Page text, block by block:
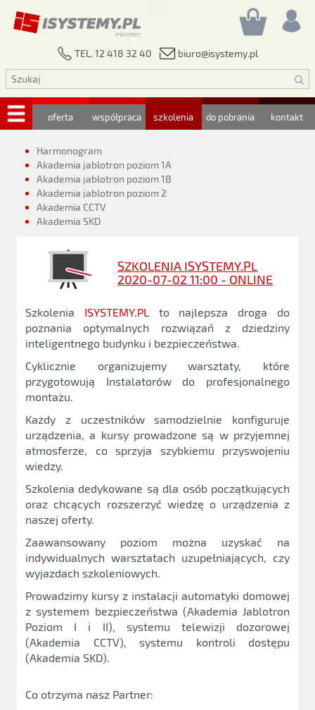
TEL. 12 418 32 40 biuro@isystemy.pl
oferta współpraca szkolenia do pobrania kontakt
Harmonogram
Akademia jablotron poziom 1A
Akademia jablotron poziom 1B
Akademia jablotron poziom 2
Akademia CCTV
Akademia SKD
SZKOLENIA ISYSTEMY.PL
2020-07-02 11:00 - ONLINE
Szkolenia ISYSTEMY.PLto najlepsza droga do
poznania optymalnych rozwiązań z dziedziny
inteligentnego budynku i bezpieczeństwa.
Cyklicznie organizujemy warsztaty, które
przygotowują Instalatorów do profesjonalnego
montażu.
Każdy z uczestników samodzielnie konfiguruje
urządzenia, a kursy prowadzone są w przyjemnej
atmosferze, co sprzyja szybkiemu przyswojeniu
wiedzy.
Szkolenia dedykowane są dla osób początkujących
oraz chcących rozszerzyć wiedzę o urządzenia z
naszej oferty.
Zaawansowany poziom można uzyskać na
indywidualnych warsztatach uzupełniających, czy
wyjazdach szkoleniowych.
Prowadzimy kursy z instalacji automatyki domowej
z systemem bezpieczeństwa (Akademia Jablotron
Poziom I i II), systemu telewizji dozorowej
(Akademia CCTV), systemu kontroli dostępu
(Akademia SKD).
Co otrzyma nasz Partner: